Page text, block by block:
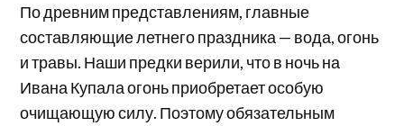
По древним представлениям, главные
составляющие летнего праздника — вода, огонь
и травы. Наши предки верили, что в ночь на
Ивана Купала огонь приобретает особую
очищающую силу. Поэтому обязательным